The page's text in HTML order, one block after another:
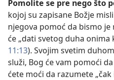
Pomolite se pre nego što
kojoj su zapisane Božje
njegova pomoć da bismo je
će „dati svetog duha onima
11:13). Svojim svetim
služi, Bog će vam pomoći
ćete moći da razumete „čak